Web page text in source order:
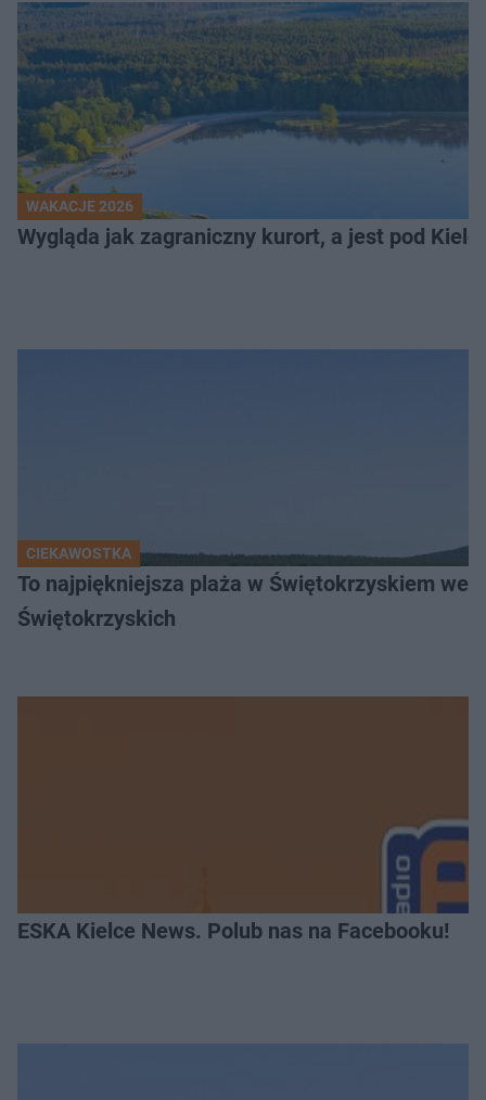
WAKACJE 2026
Wygląda jak zagraniczny kurort, a jest pod
CIEKAWOSTKA
To najpiękniejsza plaża w Świętokrzyskiem
Świętokrzyskich
ESKA Kielce News. Polub nas na Facebooku!